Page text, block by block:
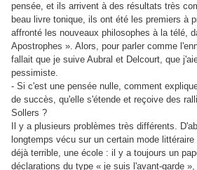
pensée, et ils arrivent à des résultats très
beau livre tonique, ils ont été les premiers à
affronté les nouveaux philosophes à la télé,
Apostrophes ». Alors, pour parler comme
fallait que je suive Aubral et Delcourt, que
pessimiste.
- Si c'est une pensée nulle, comment
de succès, qu'elle s'étende et reçoive des
Sollers ?
Il y a plusieurs problèmes très différents.
longtemps vécu sur un certain mode
déjà terrible, une école : il y a toujours un
déclarations du type « je suis l'avant-garde